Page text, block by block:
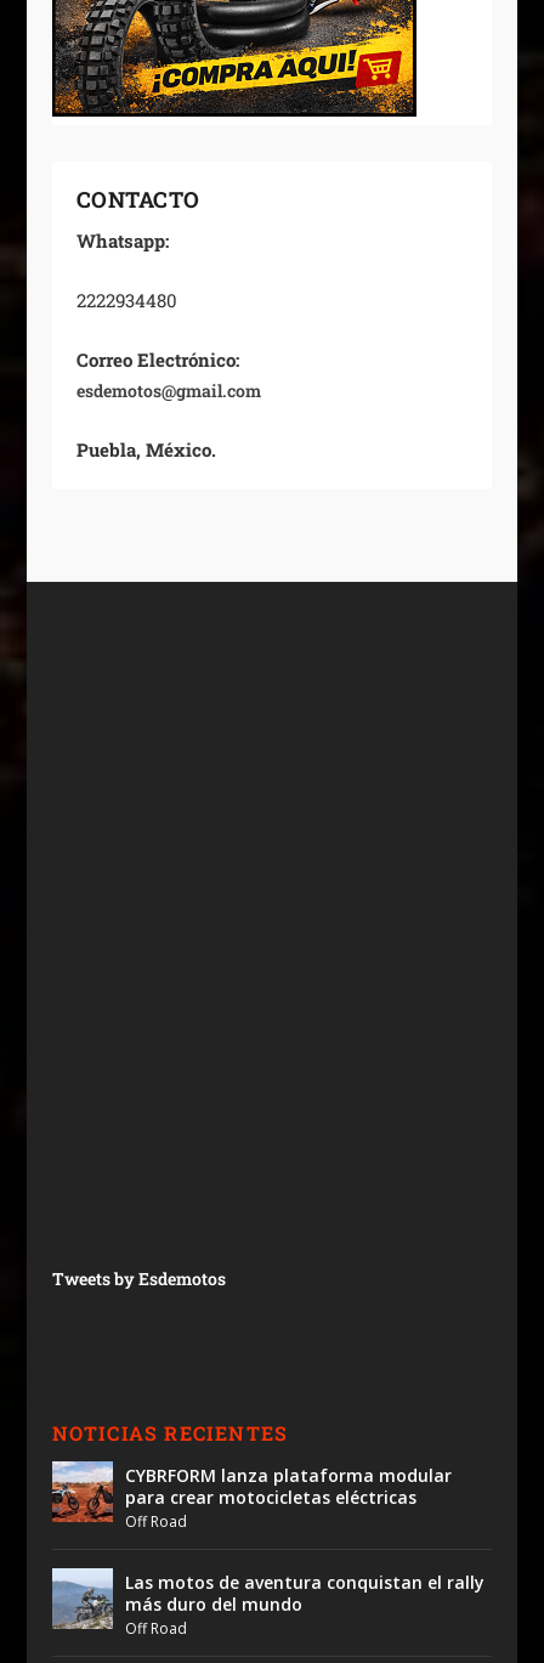
CONTACTO
Whatsapp:
2222934480
Correo Electrónico:
esdemotos@gmail.com
Puebla, México.
Tweets by Esdemotos
NOTICIAS RECIENTES
CYBRFORM lanza plataforma modular
para crear motocicletas eléctricas
Off Road
Las motos de aventura conquistan el rally
más duro del mundo
Off Road